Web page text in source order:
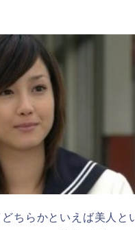
ちらかといえば美人と